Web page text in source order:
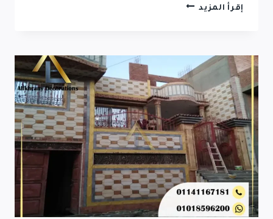
إقرأ المزيد اسعار
فرعونى
2024